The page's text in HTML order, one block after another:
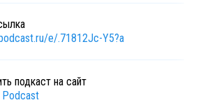
e/.71812Jc-Y5?a
подкаст на сайт
Podcast